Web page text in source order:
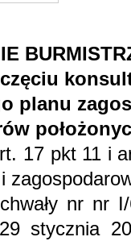
planu
17 pkt 11 i
nr nr
stycznia